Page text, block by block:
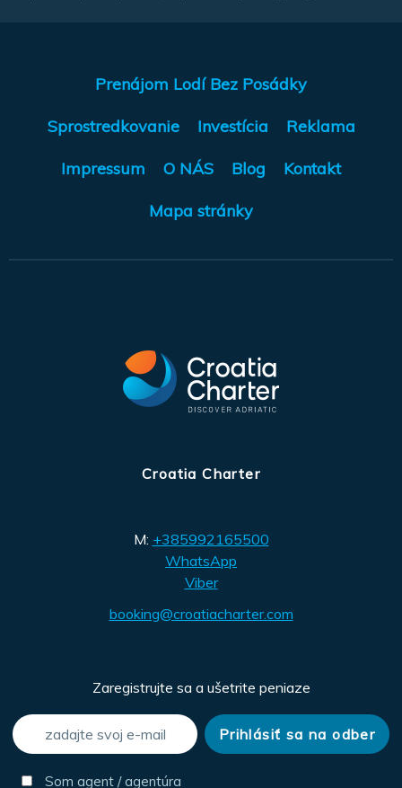
Prenájom Lodí Bez Posádky
Sprostredkovanie Investícia Reklama
Impressum O NÁS Blog Kontakt
Mapa stránky
Croatia Charter
M: +385992165500
WhatsApp
Viber
booking@croatiacharter.com
Zaregistrujte sa a ušetrite peniaze
Som agent / agentúra